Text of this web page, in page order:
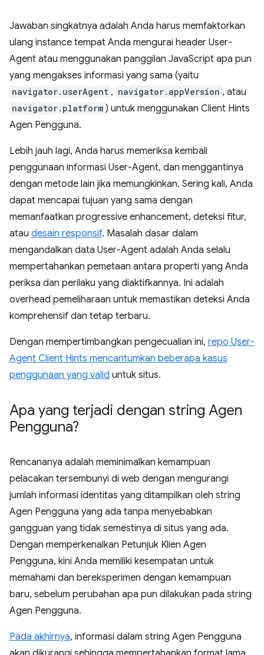
Jawaban singkatnya adalah Anda harus memfaktorkan
ulang instance tempat Anda mengurai header User-
Agent atau menggunakan panggilan JavaScript apa pun
yang mengakses informasi yang sama (yaitu
navigator.userAgent , navigator.appVersion , atau
navigator.platform ) untuk menggunakan Client Hints
Agen Pengguna.
Lebih jauh lagi, Anda harus memeriksa kembali
penggunaan informasi User-Agent, dan menggantinya
dengan metode lain jika memungkinkan. Sering kali, Anda
dapat mencapai tujuan yang sama dengan
memanfaatkan progressive enhancement, deteksi fitur,
atau desain responsif. Masalah dasar dalam
mengandalkan data User-Agent adalah Anda selalu
mempertahankan pemetaan antara properti yang Anda
periksa dan perilaku yang diaktifkannya. Ini adalah
overhead pemeliharaan untuk memastikan deteksi Anda
komprehensif dan tetap terbaru.
Dengan mempertimbangkan pengecualian ini, repo User-
Agent Client Hints mencantumkan beberapa kasus
penggunaan yang valid untuk situs.
Apa yang terjadi dengan string Agen
Pengguna?
Rencananya adalah meminimalkan kemampuan
pelacakan tersembunyi di web dengan mengurangi
jumlah informasi identitas yang ditampilkan oleh string
Agen Pengguna yang ada tanpa menyebabkan
gangguan yang tidak semestinya di situs yang ada.
Dengan memperkenalkan Petunjuk Klien Agen
Pengguna, kini Anda memiliki kesempatan untuk
memahami dan bereksperimen dengan kemampuan
baru, sebelum perubahan apa pun dilakukan pada string
Agen Pengguna.
Pada akhirnya, informasi dalam string Agen Pengguna